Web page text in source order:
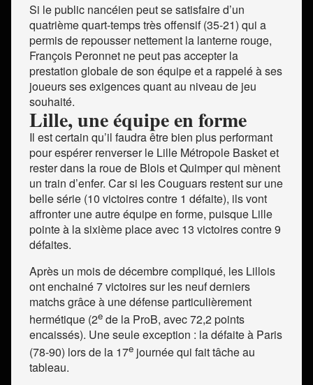
Si le public nancéien peut se satisfaire d’un
quatrième quart-temps très offensif (35-21) qui a
permis de repousser nettement la lanterne rouge,
François Peronnet ne peut pas accepter la
prestation globale de son équipe et a rappelé à ses
joueurs ses exigences quant au niveau de jeu
souhaité.
Lille, une équipe en forme
Il est certain qu’il faudra être bien plus performant
pour espérer renverser le Lille Métropole Basket et
rester dans la roue de Blois et Quimper qui mènent
un train d’enfer. Car si les Couguars restent sur une
belle série (10 victoires contre 1 défaite), ils vont
affronter une autre équipe en forme, puisque Lille
pointe à la sixième place avec 13 victoires contre 9
défaites.
Après un mois de décembre compliqué, les Lillois
ont enchainé 7 victoires sur les neuf derniers
matchs grâce à une défense particulièrement
hermétique (2e de la ProB, avec 72,2 points
encaissés). Une seule exception : la défaite à Paris
(78-90) lors de la 17e journée qui fait tâche au
tableau.